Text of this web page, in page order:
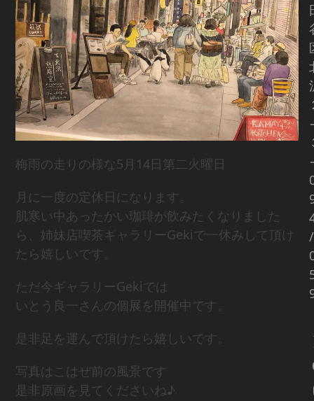
梅雨の走りの様な5月14日第二火曜日
月に一度の定休日になります。
肌寒い中あったかい珈琲が飲みたくなりました
ら、姉妹店喫茶ギャラリーGekiで一休みして頂け
たら嬉しいです。
ただ今ギャラリーGekiでは
いとう良一さんの個展を開催中です。
是非足を運んで頂けたら嬉しいです。
写真はこはぜ前の風景です
是非原画を見てくださいね♪
/